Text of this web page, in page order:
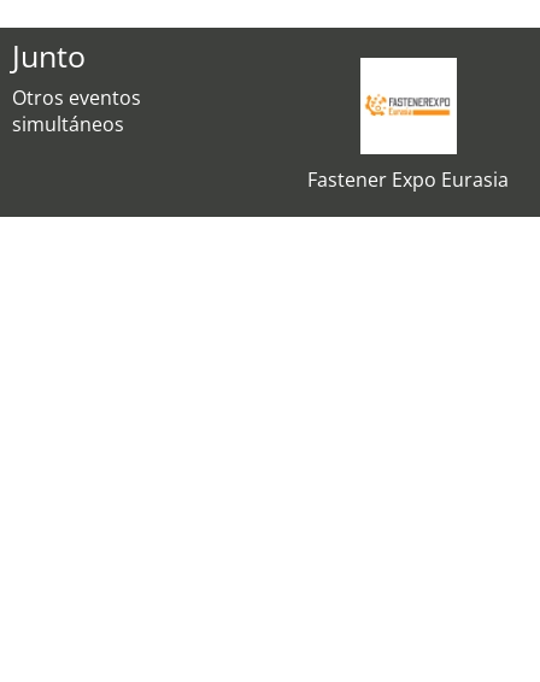
Junto
Otros eventos
simultáneos
Fastener Expo Eurasia